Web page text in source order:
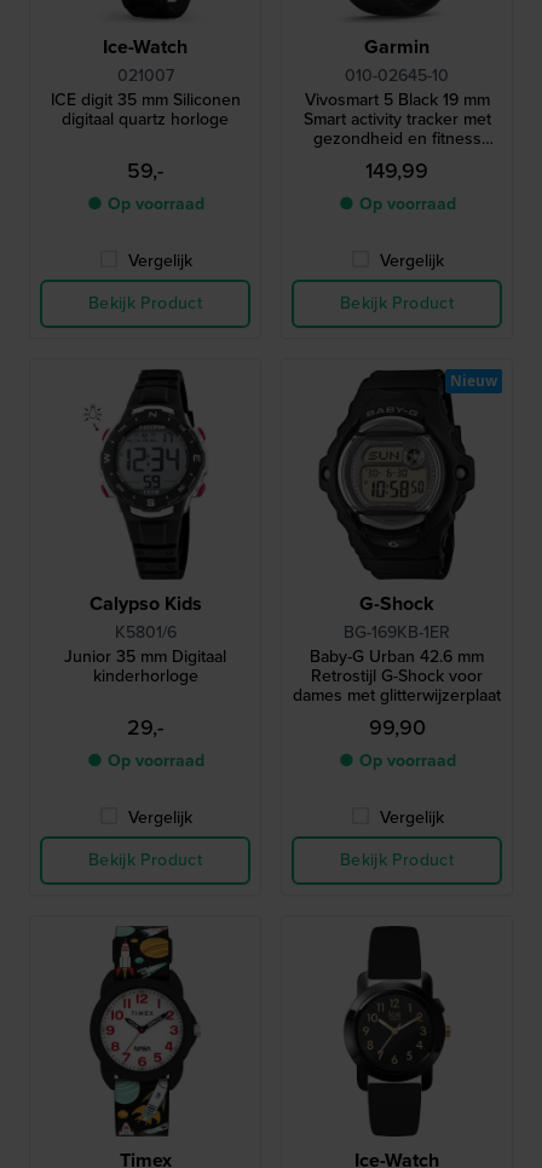
Ice-Watch
021007
ICE digit 35 mm Siliconen
digitaal quartz horloge
59,-
● Op voorraad
Vergelijk
Bekijk Product
Garmin
010-02645-10
Vivosmart 5 Black 19 mm
Smart activity tracker met
gezondheid en fitness
functies
149,99
● Op voorraad
Vergelijk
Bekijk Product
Calypso Kids
K5801/6
Junior 35 mm Digitaal
kinderhorloge
29,-
● Op voorraad
Vergelijk
Bekijk Product
G-Shock
BG-169KB-1ER
Baby-G Urban 42.6 mm
Retrostijl G-Shock voor
dames met glitterwijzerplaat
99,90
● Op voorraad
Vergelijk
Bekijk Product
Nieuw
Timex Ice-Watch